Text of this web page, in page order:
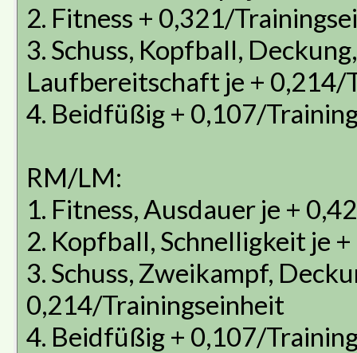
2. Fitness + 0,321/
3. Schuss, Kopfball,
Laufbereitschaft je + 0,214/
4. Beidfüßig + 0,107/
RM/LM:
1. Fitness, Ausdauer je +
2. Kopfball, Schnelligkeit je
3. Schuss, Zweikampf,
0,214/Trainingseinheit
4. Beidfüßig + 0,107/